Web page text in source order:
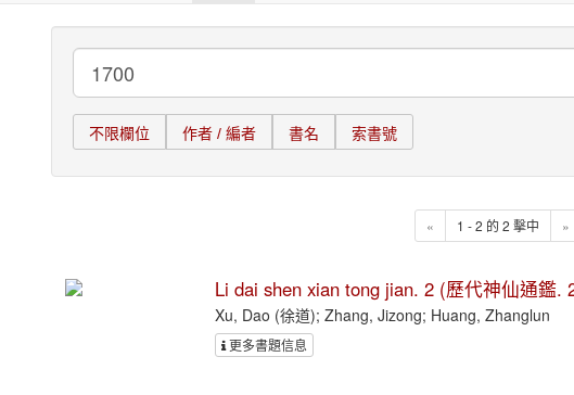
不限欄位 作者 / 編者 書名 索書號
« 1 - 2 的 2 擊中 »
Li dai shen xian tong jian. 2 (歷代神仙通鑑.
Xu, Dao (徐道); Zhang, Jizong; Huang, Zhanglun
更多書題信息